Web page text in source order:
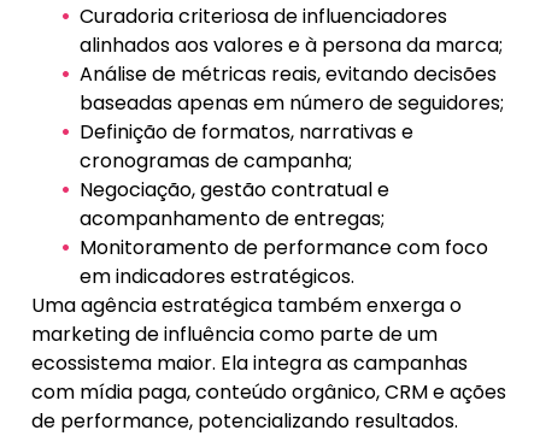
Curadoria criteriosa de influenciadores
alinhados aos valores e à persona da marca;
Análise de métricas reais, evitando decisões
baseadas apenas em número de seguidores;
Definição de formatos, narrativas e
cronogramas de campanha;
Negociação, gestão contratual e
acompanhamento de entregas;
Monitoramento de performance com foco
em indicadores estratégicos.
Uma agência estratégica também enxerga o
marketing de influência como parte de um
ecossistema maior. Ela integra as campanhas
com mídia paga, conteúdo orgânico, CRM e ações
de performance, potencializando resultados.